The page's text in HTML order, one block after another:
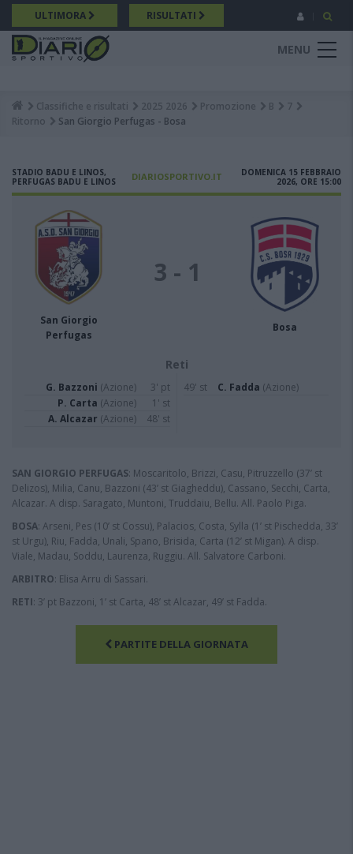
Salta
al
contenuto
principale
ULTIMORA RISULTATI
MENU
Breadcrumb
Classifiche e risultati 2025 2026 Promozione B
7
Ritorno
San Giorgio Perfugas - Bosa
STADIO BADU E LINOS,
PERFUGAS BADU E LINOS
DIARIOSPORTIVO.IT
DOMENICA 15 FEBBRAIO
2026, ORE 15:00
San Giorgio
Perfugas
3 - 1
Bosa
Reti
G. Bazzoni (Azione)
3' pt
P. Carta (Azione)
1' st
A. Alcazar (Azione) 48' st
49' st C. Fadda (Azione)
SAN GIORGIO PERFUGAS: Moscaritolo, Brizzi, Casu, Pitruzzello (37’ st
Delizos), Milia, Canu, Bazzoni (43’ st Giagheddu), Cassano, Secchi, Carta,
Alcazar. A disp. Saragato, Muntoni, Truddaiu, Bellu. All. Paolo Piga.
BOSA: Arseni, Pes (10’ st Cossu), Palacios, Costa, Sylla (1’ st Pischedda, 33’
st Urgu), Riu, Fadda, Unali, Spano, Brisida, Carta (12’ st Migan). A disp.
Viale, Madau, Soddu, Laurenza, Ruggiu. All. Salvatore Carboni.
ARBITRO: Elisa Arru di Sassari.
RETI: 3’ pt Bazzoni, 1’ st Carta, 48’ st Alcazar, 49’ st Fadda.
PARTITE DELLA GIORNATA